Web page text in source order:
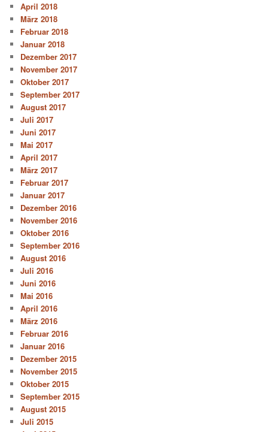
April 2018
März 2018
Februar 2018
Januar 2018
Dezember 2017
November 2017
Oktober 2017
September 2017
August 2017
Juli 2017
Juni 2017
Mai 2017
April 2017
März 2017
Februar 2017
Januar 2017
Dezember 2016
November 2016
Oktober 2016
September 2016
August 2016
Juli 2016
Juni 2016
Mai 2016
April 2016
März 2016
Februar 2016
Januar 2016
Dezember 2015
November 2015
Oktober 2015
September 2015
August 2015
Juli 2015